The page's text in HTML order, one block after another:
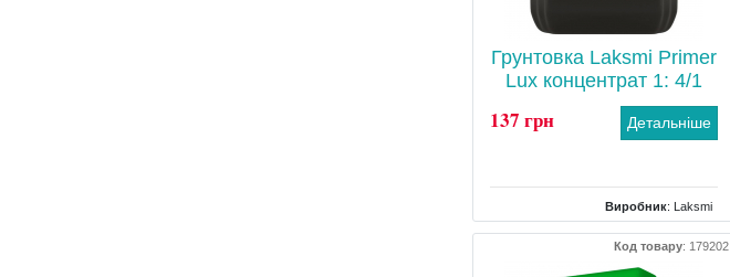
Грунтовка Laksmi Primer
Lux концентрат 1: 4/1
137 грн Детальніше
Виробник: Laksmi
: Грунтовка
Код товару: 179202